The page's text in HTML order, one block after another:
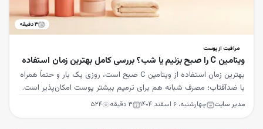
۳دقیقه
مراقبت از پوست
ویتامین C را صبح بزنیم یا شب؟ بررسی کامل بهترین زمان استفاده
بهترین زمان استفاده از ویتامین C صبح است، روزی یک بار و حتماً همراه
با ضدآفتاب؛ مصرف شبانه هم برای ترمیم بیشتر پوست امکان‌پذیر است.
مدیر سایت چهارشنبه، ۶ اسفند ۱۴۰۴ ۳ دقیقه ۵۲۴